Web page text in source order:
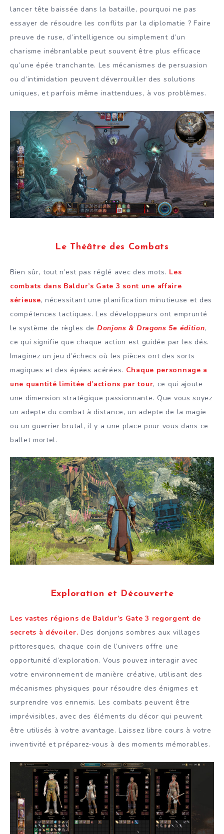
lancer tête baissée dans la bataille, pourquoi ne pas
essayer de résoudre les conflits par la diplomatie ? Faire
preuve de ruse, d’intelligence ou simplement d’un
charisme inébranlable peut souvent être plus efficace
qu’une épée tranchante. Les mécanismes de persuasion
ou d’intimidation peuvent déverrouiller des solutions
uniques, et parfois même inattendues, à vos problèmes.
Le Théâtre des Combats
Bien sûr, tout n’est pas réglé avec des mots. Les
combats dans Baldur’s Gate 3 sont une affaire
sérieuse, nécessitant une planification minutieuse et des
compétences tactiques. Les développeurs ont emprunté
le système de règles de Donjons & Dragons 5e édition,
ce qui signifie que chaque action est guidée par les dés.
Imaginez un jeu d’échecs où les pièces ont des sorts
magiques et des épées acérées. Chaque personnage a
une quantité limitée d’actions par tour, ce qui ajoute
une dimension stratégique passionnante. Que vous soyez
un adepte du combat à distance, un adepte de la magie
ou un guerrier brutal, il y a une place pour vous dans ce
ballet mortel.
Exploration et Découverte
Les vastes régions de Baldur’s Gate 3 regorgent de
secrets à dévoiler. Des donjons sombres aux villages
pittoresques, chaque coin de l’univers offre une
opportunité d’exploration. Vous pouvez interagir avec
votre environnement de manière créative, utilisant des
mécanismes physiques pour résoudre des énigmes et
surprendre vos ennemis. Les combats peuvent être
imprévisibles, avec des éléments du décor qui peuvent
être utilisés à votre avantage. Laissez libre cours à votre
inventivité et préparez-vous à des moments mémorables.